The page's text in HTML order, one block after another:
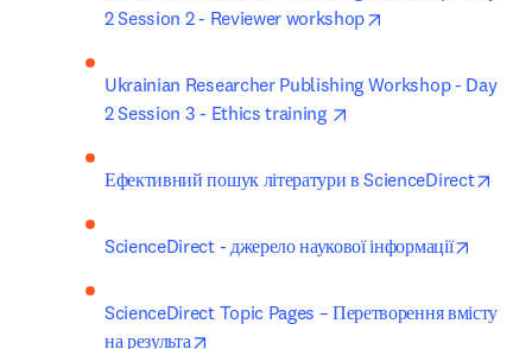
2 Session 2 - Reviewer workshop
Ukrainian Researcher Publishing Workshop - Day
2 Session 3 - Ethics training
Ефективний пошук літератури в ScienceDirect
ScienceDirect - джерело наукової інформації
ScienceDirect Topic Pages – Перетворення вмісту
на результа